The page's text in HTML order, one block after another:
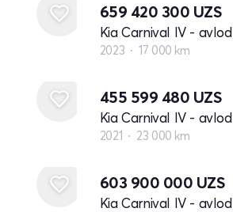
659 420 300 UZS
Kia Carnival IV - avlod
2023 17 000 km
455 599 480 UZS
Kia Carnival IV - avlod
2021 23 000 km
603 900 000 UZS
Kia Carnival IV - avlod